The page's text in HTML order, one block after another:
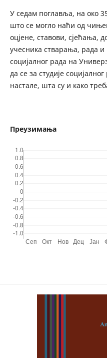
У седам поглавља, на око
што се могло наћи од
оцјене, ставови, сјећања,
учесника стварања, рада и
социјалног рада на
да се за студије
настале, шта су и како
Преузимања